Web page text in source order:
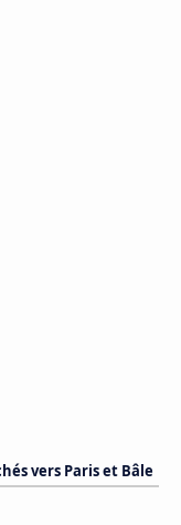
vers Paris et Bâle